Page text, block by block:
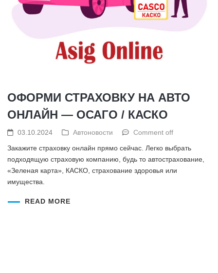
ОФОРМИ СТРАХОВКУ НА АВТО
ОНЛАЙН — ОСАГО / КАСКО
03.10.2024 Автоновости
Comment off
Закажите страховку онлайн прямо сейчас. Легко выбрать
подходящую страховую компанию, будь то автострахование,
«Зеленая карта», КАСКО, страхование здоровья или
имущества.
READ MORE